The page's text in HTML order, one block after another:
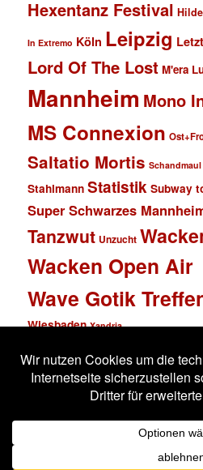
Hexentanz Festival
In Extremo Köln Leipzig
Lord Of The Lost M'era
Mannheim Mono
MS Connexion
Saltatio Mortis Schandmaul
Stahlmann Statistik Subway
Super Schwarzes
Tanzwut Unzucht
Wacken Open Air
Wave Gotik
Wiesbaden Xandria
Impressum
Stolz